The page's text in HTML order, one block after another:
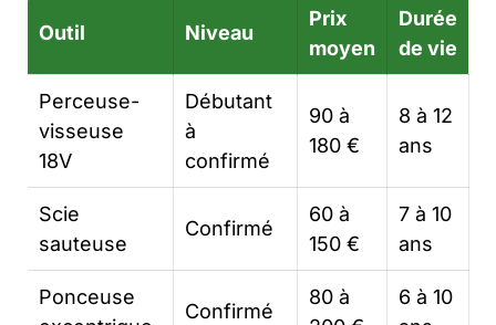
Outil Niveau
Prix
moyen
Durée
de vie
Perceuse-
visseuse
18V
Débutant
à
confirmé
90 à
180 €
8 à 12
ans
Scie
sauteuse
Confirmé
60 à
150 €
7 à 10
ans
Ponceuse
Confirmé
80 à
6 à 10